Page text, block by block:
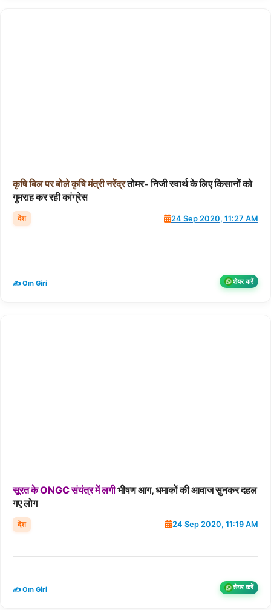
कृषिबिलपरबोलेकृषिमंत्रीनरेंद्रतोमर- निजी स्वार्थ के लिए किसानों को
गुमराह कर रही कांग्रेस
देश 24 Sep 2020, 11:27 AM
✍️ Om Giri शेयर करें
सूरतकेONGCसंयंत्रमेंलगीभीषण आग, धमाकों की आवाज सुनकर दहल
गए लोग
देश 24 Sep 2020, 11:19 AM
✍️ Om Giri शेयर करें